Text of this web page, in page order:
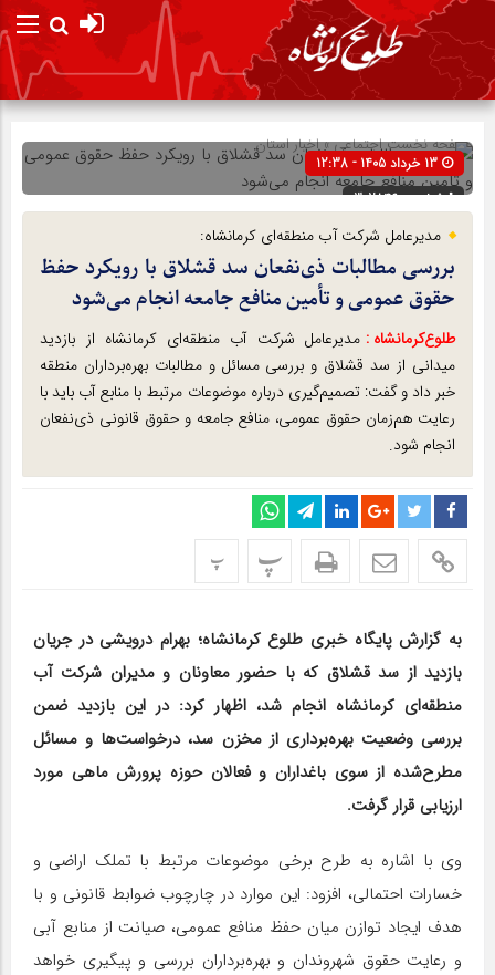
صفحه نخستاجتماعی»اخبار استان
شناسه : 302846
مدیرعامل شرکت آب منطقه‌ای کرمانشاه:
بررسی مطالبات ذی‌نفعان سد قشلاق با رویکرد حفظ
حقوق عمومی و تأمین منافع جامعه انجام می‌شود
طلوع‌‌کرمانشاه : مدیرعامل شرکت آب منطقه‌ای کرمانشاه از بازدید
میدانی از سد قشلاق و بررسی مسائل و مطالبات بهره‌برداران منطقه
خبر داد و گفت: تصمیم‌گیری درباره موضوعات مرتبط با منابع آب باید با
رعایت هم‌زمان حقوق عمومی، منافع جامعه و حقوق قانونی ذی‌نفعان
انجام شود.
پ پ
به گزارش پایگاه خبری طلوع کرمانشاه؛ بهرام درویشی در جریان
بازدید از سد قشلاق که با حضور معاونان و مدیران شرکت آب
منطقه‌ای کرمانشاه انجام شد، اظهار کرد: در این بازدید ضمن
بررسی وضعیت بهره‌برداری از مخزن سد، درخواست‌ها و مسائل
مطرح‌شده از سوی باغداران و فعالان حوزه پرورش ماهی مورد
ارزیابی قرار گرفت.
وی با اشاره به طرح برخی موضوعات مرتبط با تملک اراضی و
خسارات احتمالی، افزود: این موارد در چارچوب ضوابط قانونی و با
هدف ایجاد توازن میان حفظ منافع عمومی، صیانت از منابع آبی
و رعایت حقوق شهروندان و بهره‌برداران بررسی و پیگیری خواهد